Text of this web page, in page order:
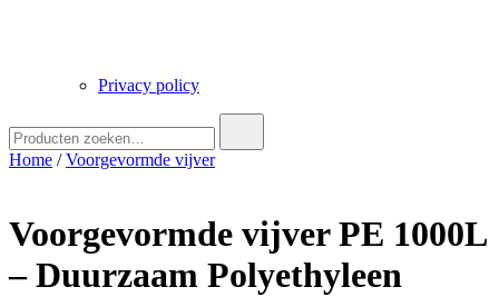
Privacy policy
naar:
Home /Voorgevormde vijver
Voorgevormde vijver PE 1000L
– Duurzaam Polyethyleen